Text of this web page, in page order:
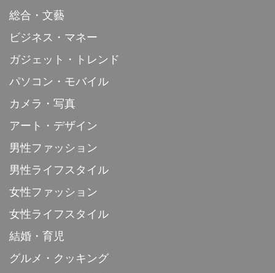
総合・文藝
ビジネス・マネー
ガジェット・トレンド
パソコン・モバイル
カメラ・写真
アート・デザイン
男性ファッション
男性ライフスタイル
女性ファッション
女性ライフスタイル
結婚・育児
グルメ・クッキング